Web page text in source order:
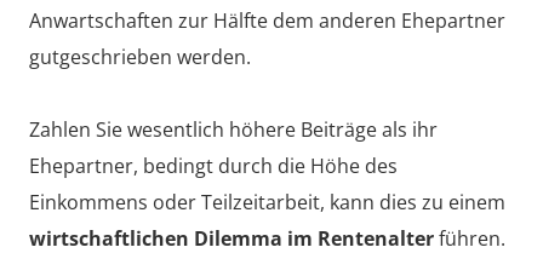
Anwartschaften zur Hälfte dem anderen Ehepartner
gutgeschrieben werden.
Zahlen Sie wesentlich höhere Beiträge als ihr
Ehepartner, bedingt durch die Höhe des
Einkommens oder Teilzeitarbeit, kann dies zu einem
wirtschaftlichen Dilemma im Rentenalterführen.